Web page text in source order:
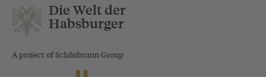
Die Welt der
Habsburger
A project of Schönbrunn Group